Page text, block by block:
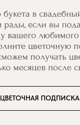
ЦВЕТОЧНАЯ ПОДПИСКА